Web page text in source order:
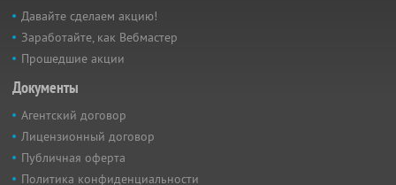
Давайте сделаем акцию!
Заработайте, как Вебмастер
Прошедшие акции
Документы
Агентский договор
Лицензионный договор
Публичная оферта
Политика конфиденциальности